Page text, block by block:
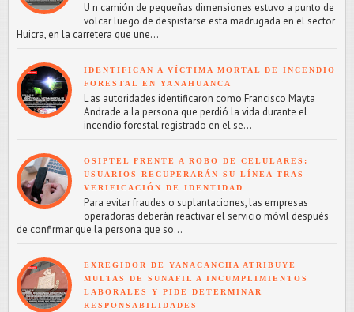
U n camión de pequeñas dimensiones estuvo a punto de
volcar luego de despistarse esta madrugada en el sector
Huicra, en la carretera que une...
IDENTIFICAN A VÍCTIMA MORTAL DE INCENDIO
FORESTAL EN YANAHUANCA
L as autoridades identificaron como Francisco Mayta
Andrade a la persona que perdió la vida durante el
incendio forestal registrado en el se...
OSIPTEL FRENTE A ROBO DE CELULARES:
USUARIOS RECUPERARÁN SU LÍNEA TRAS
VERIFICACIÓN DE IDENTIDAD
Para evitar fraudes o suplantaciones, las empresas
operadoras deberán reactivar el servicio móvil después
de confirmar que la persona que so...
EXREGIDOR DE YANACANCHA ATRIBUYE
MULTAS DE SUNAFIL A INCUMPLIMIENTOS
LABORALES Y PIDE DETERMINAR
RESPONSABILIDADES